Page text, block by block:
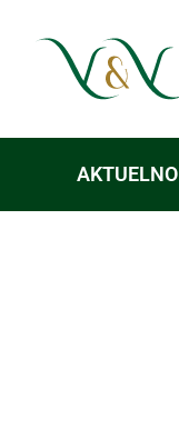
AKTUELNO